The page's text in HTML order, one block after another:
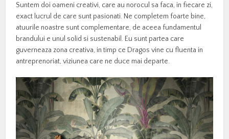
Suntem doi oameni creativi, care au norocul sa faca, in fiecare zi,
exact lucrul de care sunt pasionati. Ne completem foarte bine,
atuurile noastre sunt complementare, de aceea fundamentul
brandului e unul solid si sustenabil. Eu sunt partea care
guverneaza zona creativa, in timp ce Dragos vine cu fluenta in
antreprenoriat, viziunea care ne duce mai departe.